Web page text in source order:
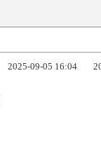
2025-09-05 16:04